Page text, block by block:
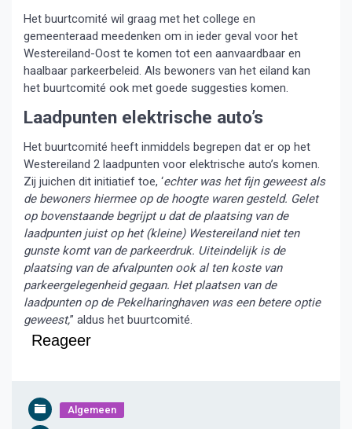
Het buurtcomité wil graag met het college en
gemeenteraad meedenken om in ieder geval voor het
Westereiland-Oost te komen tot een aanvaardbaar en
haalbaar parkeerbeleid. Als bewoners van het eiland kan
het buurtcomité ook met goede suggesties komen.
Laadpunten elektrische auto’s
Het buurtcomité heeft inmiddels begrepen dat er op het
Westereiland 2 laadpunten voor elektrische auto’s komen.
Zij juichen dit initiatief toe, ‘echter was het fijn geweest als
de bewoners hiermee op de hoogte waren gesteld. Gelet
op bovenstaande begrijpt u dat de plaatsing van de
laadpunten juist op het (kleine) Westereiland niet ten
gunste komt van de parkeerdruk. Uiteindelijk is de
plaatsing van de afvalpunten ook al ten koste van
parkeergelegenheid gegaan. Het plaatsen van de
laadpunten op de Pekelharinghaven was een betere optie
geweest,” aldus het buurtcomité.
Reageer
Algemeen